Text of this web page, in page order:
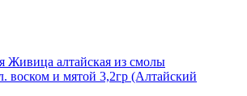
Живица алтайская из смолы
воском и мятой 3,2гр (Алтайский